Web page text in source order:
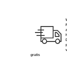
gratis